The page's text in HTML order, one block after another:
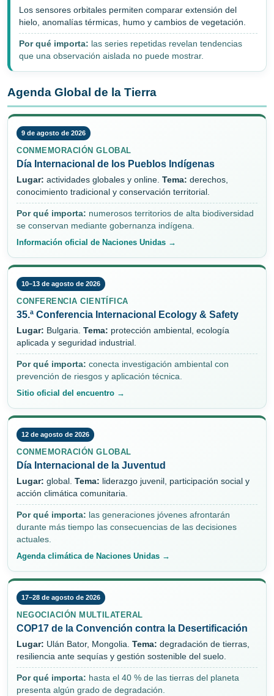
Los sensores orbitales permiten comparar extensión del
hielo, anomalías térmicas, humo y cambios de vegetación.
Por qué importa: las series repetidas revelan tendencias
que una observación aislada no puede mostrar.
Agenda Global de la Tierra
9 de agosto de 2026
CONMEMORACIÓN GLOBAL
Día Internacional de los Pueblos Indígenas
Lugar: actividades globales y online. Tema: derechos,
conocimiento tradicional y conservación territorial.
Por qué importa: numerosos territorios de alta biodiversidad
se conservan mediante gobernanza indígena.
Información oficial de Naciones Unidas →
10–13 de agosto de 2026
CONFERENCIA CIENTÍFICA
35.ª Conferencia Internacional Ecology & Safety
Lugar: Bulgaria. Tema: protección ambiental, ecología
aplicada y seguridad industrial.
Por qué importa: conecta investigación ambiental con
prevención de riesgos y aplicación técnica.
Sitio oficial del encuentro →
12 de agosto de 2026
CONMEMORACIÓN GLOBAL
Día Internacional de la Juventud
Lugar: global. Tema: liderazgo juvenil, participación social y
acción climática comunitaria.
Por qué importa: las generaciones jóvenes afrontarán
durante más tiempo las consecuencias de las decisiones
actuales.
Agenda climática de Naciones Unidas →
17–28 de agosto de 2026
NEGOCIACIÓN MULTILATERAL
COP17 de la Convención contra la Desertificación
Lugar: Ulán Bator, Mongolia. Tema: degradación de tierras,
resiliencia ante sequías y gestión sostenible del suelo.
Por qué importa: hasta el 40 % de las tierras del planeta
presenta algún grado de degradación.